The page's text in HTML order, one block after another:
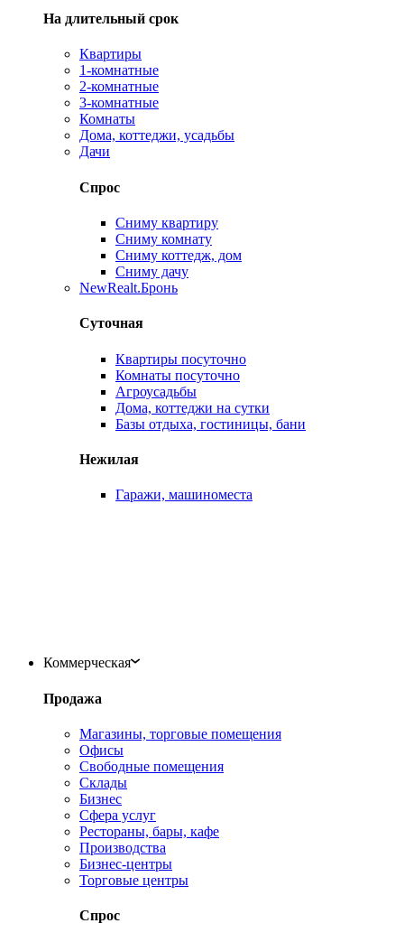
На длительный срок
Квартиры
1-комнатные
2-комнатные
3-комнатные
Комнаты
Дома, коттеджи, усадьбы
Дачи
Спрос
Сниму квартиру
Сниму комнату
Сниму коттедж, дом
Сниму дачу
NewRealt.Бронь
Суточная
Квартиры посуточно
Комнаты посуточно
Агроусадьбы
Дома, коттеджи на сутки
Базы отдыха, гостиницы, бани
Нежилая
Гаражи, машиноместа
Коммерческая
Продажа
Магазины, торговые помещения
Офисы
Свободные помещения
Склады
Бизнес
Сфера услуг
Рестораны, бары, кафе
Производства
Бизнес-центры
Торговые центры
Спрос